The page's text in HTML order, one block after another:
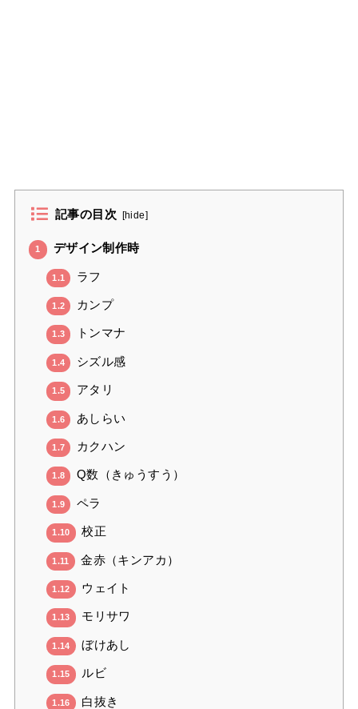
記事の目次 [hide]
1 デザイン制作時
1.1 ラフ
1.2 カンプ
1.3 トンマナ
1.4 シズル感
1.5 アタリ
1.6 あしらい
1.7 カクハン
1.8 Q数（きゅうすう）
1.9 ペラ
1.10 校正
1.11 金赤（キンアカ）
1.12 ウェイト
1.13 モリサワ
1.14 ぼけあし
1.15 ルビ
1.16 白抜き